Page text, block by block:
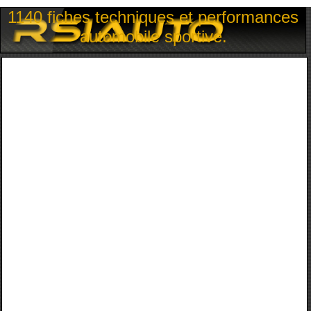
1140 fiches techniques et performances
automobile sportive.